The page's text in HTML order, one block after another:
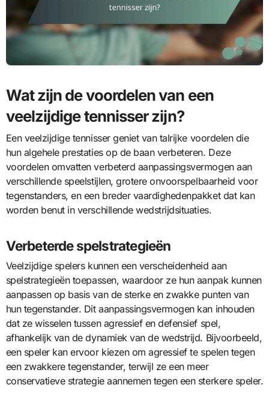
Wat zijn de voordelen van een
veelzijdige tennisser zijn?
Een veelzijdige tennisser geniet van talrijke voordelen die
hun algehele prestaties op de baan verbeteren. Deze
voordelen omvatten verbeterd aanpassingsvermogen aan
verschillende speelstijlen, grotere onvoorspelbaarheid voor
tegenstanders, en een breder vaardighedenpakket dat kan
worden benut in verschillende wedstrijdsituaties.
Verbeterde spelstrategieën
Veelzijdige spelers kunnen een verscheidenheid aan
spelstrategieën toepassen, waardoor ze hun aanpak kunnen
aanpassen op basis van de sterke en zwakke punten van
hun tegenstander. Dit aanpassingsvermogen kan inhouden
dat ze wisselen tussen agressief en defensief spel,
afhankelijk van de dynamiek van de wedstrijd. Bijvoorbeeld,
een speler kan ervoor kiezen om agressief te spelen tegen
een zwakkere tegenstander, terwijl ze een meer
conservatieve strategie aannemen tegen een sterkere speler.